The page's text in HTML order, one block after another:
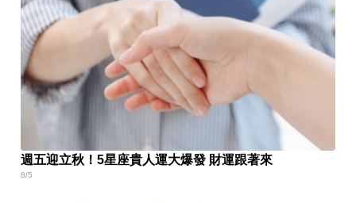
週五迎立秋！5星座貴人運大爆發 財運跟著來
8/5